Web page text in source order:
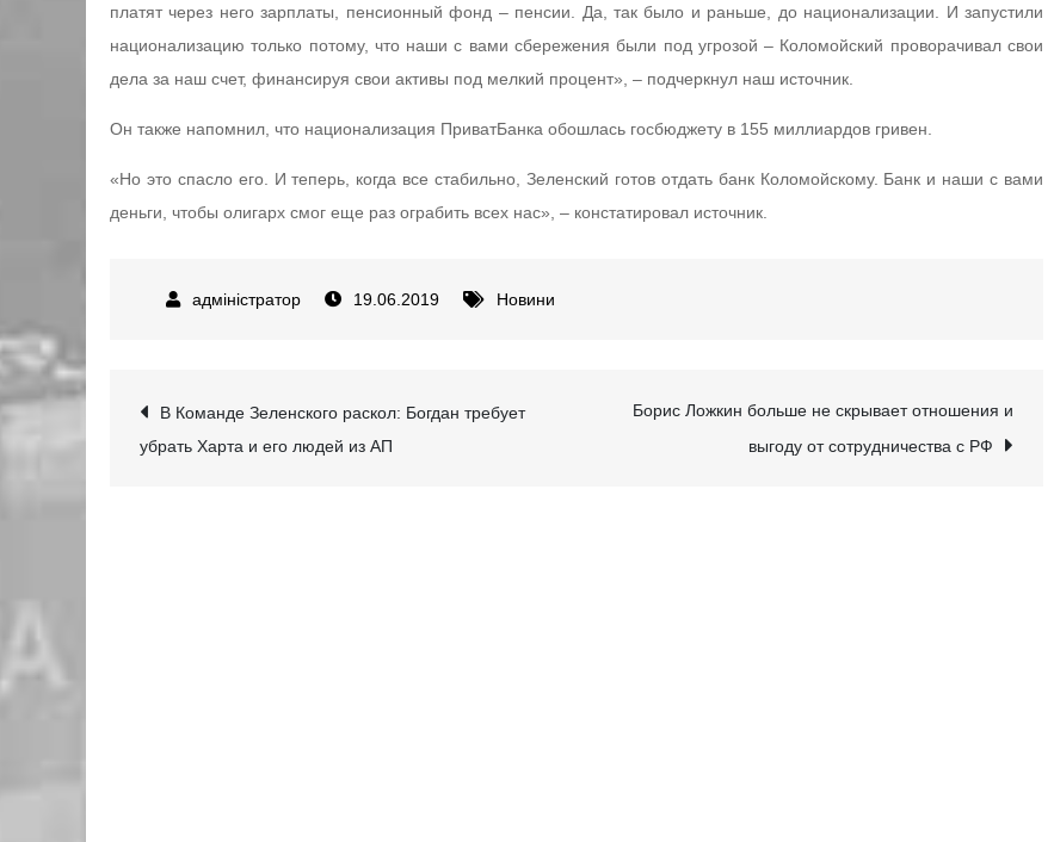
платят через него зарплаты, пенсионный фонд – пенсии. Да, так было и раньше, до национализации. И запустили
национализацию только потому, что наши с вами сбережения были под угрозой – Коломойский проворачивал свои
дела за наш счет, финансируя свои активы под мелкий процент», – подчеркнул наш источник.
Он также напомнил, что национализация ПриватБанка обошлась госбюджету в 155 миллиардов гривен.
«Но это спасло его. И теперь, когда все стабильно, Зеленский готов отдать банк Коломойскому. Банк и наши с вами
деньги, чтобы олигарх смог еще раз ограбить всех нас», – констатировал источник.
19.06.2019 Новини
Навігація
В Команде Зеленского раскол: Богдан требует
убрать Харта и его людей из АП
Борис Ложкин больше не скрывает отношения и
выгоду от сотрудничества с РФ